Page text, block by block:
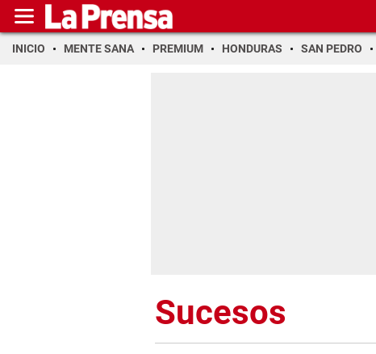
INICIO MENTE SANA PREMIUM HONDURAS SAN PEDRO
Sucesos